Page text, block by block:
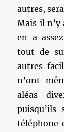
autres,
Mais il n’y
en a
tout-de-
autres
n’ont
aléas
téléphone